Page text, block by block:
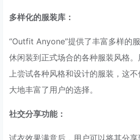
多样化的服装库：
“Outfit Anyone”提供了丰富多样的
休闲装到正式场合的各种服装风格
上尝试各种风格和设计的服装，这
大地丰富了用户的选择。
社交分享功能：
试衣效果满意后，用户可以将其分